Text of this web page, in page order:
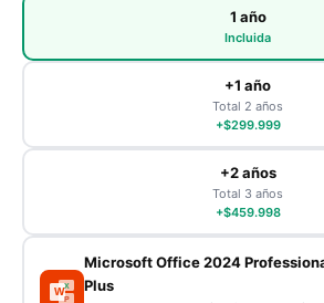
1 año
Incluida
+1 año
Total 2 años
+$299.999
+2 años
Total 3 años
+$459.998
WX
P
Microsoft Office 2024
Plus